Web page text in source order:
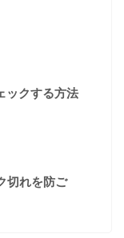
ックする方法
切れを防ご